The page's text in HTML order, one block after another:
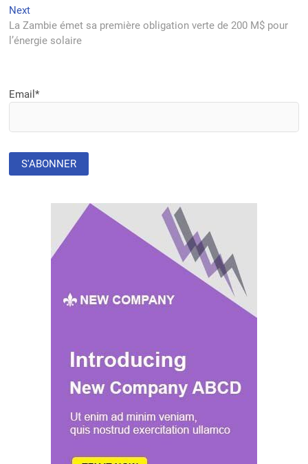
l’article
NextNext
post:
La Zambie émet sa première obligation verte de 200 M$ pour
l’énergie solaire
Email*